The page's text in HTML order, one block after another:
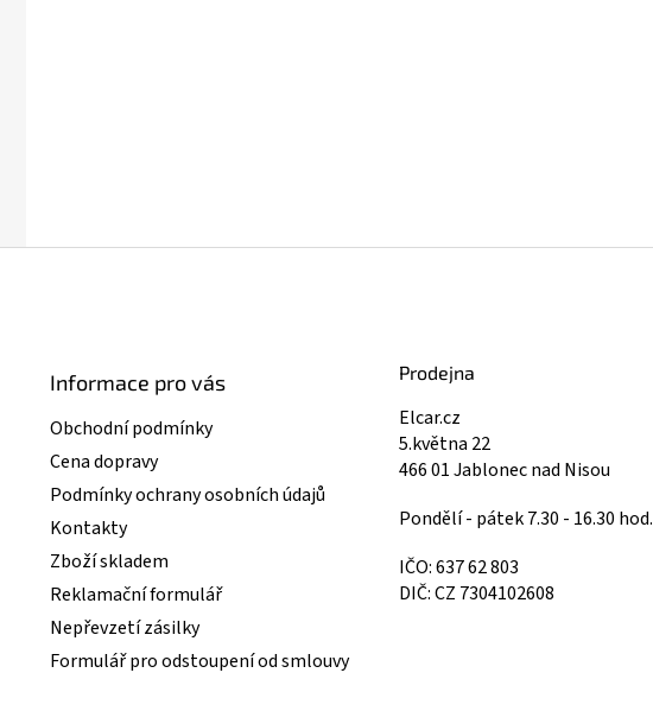
Informace pro vás
Obchodní podmínky
Cena dopravy
Podmínky ochrany osobních údajů
Kontakty
Zboží skladem
Reklamační formulář
Nepřevzetí zásilky
Formulář pro odstoupení od smlouvy
Prodejna
Elcar.cz
5.května 22
466 01 Jablonec nad Nisou
Pondělí - pátek 7.30 - 16.30 hod.
IČO: 637 62 803
DIČ: CZ 7304102608